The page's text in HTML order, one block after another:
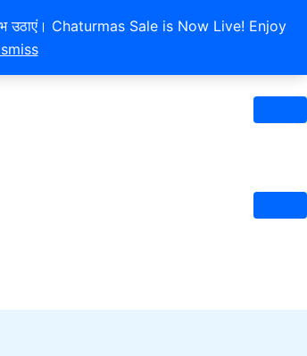
उठाएं। Chaturmas Sale is Now Live! Enjoy